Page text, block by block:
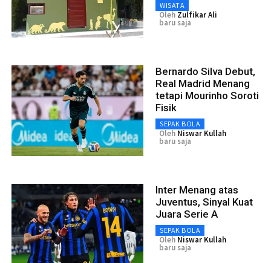
WISATA
Oleh Zulfikar Ali
baru saja
Bernardo Silva Debut,
Real Madrid Menang
tetapi Mourinho Soroti
Fisik
SEPAK BOLA
Oleh Niswar Kullah
baru saja
Inter Menang atas
Juventus, Sinyal Kuat
Juara Serie A
SEPAK BOLA
Oleh Niswar Kullah
baru saja